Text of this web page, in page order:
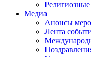
Медиа
Анонсы
Лента